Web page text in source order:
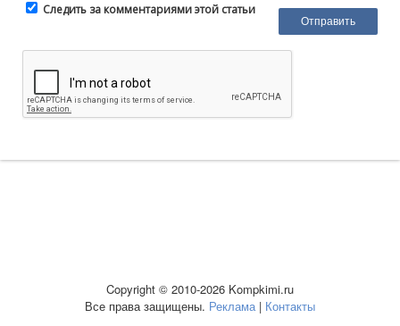
Следить за комментариями этой статьи
Copyright © 2010-2026 Kompkimi.ru
Все права защищены. Реклама| Контакты